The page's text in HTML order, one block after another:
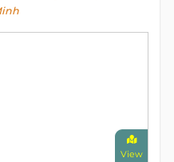
View